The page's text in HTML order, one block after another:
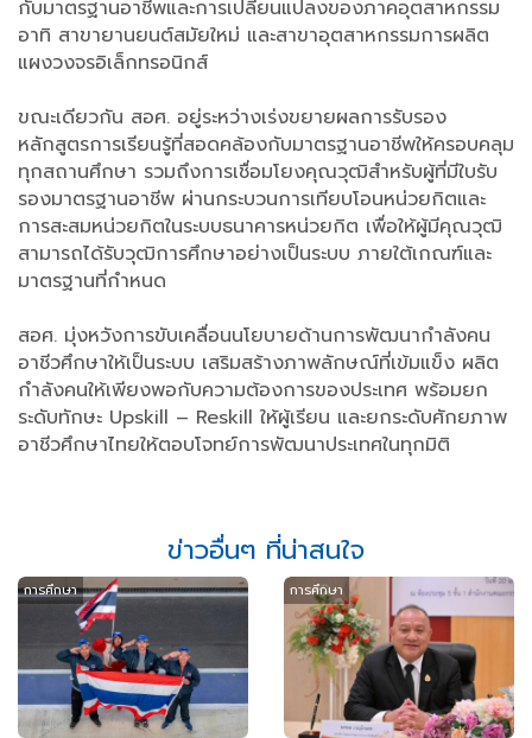
กับมาตรฐานอาชีพและการเปลี่ยนแปลงของภาคอุตสาหกรรม
อาทิ สาขายานยนต์สมัยใหม่ และสาขาอุตสาหกรรมการผลิต
แผงวงจรอิเล็กทรอนิกส์
ขณะเดียวกัน สอศ. อยู่ระหว่างเร่งขยายผลการรับรอง
หลักสูตรการเรียนรู้ที่สอดคล้องกับมาตรฐานอาชีพให้ครอบคลุม
ทุกสถานศึกษา รวมถึงการเชื่อมโยงคุณวุฒิสำหรับผู้ที่มีใบรับ
รองมาตรฐานอาชีพ ผ่านกระบวนการเทียบโอนหน่วยกิตและ
การสะสมหน่วยกิตในระบบธนาคารหน่วยกิต เพื่อให้ผู้มีคุณวุฒิ
สามารถได้รับวุฒิการศึกษาอย่างเป็นระบบ ภายใต้เกณฑ์และ
มาตรฐานที่กำหนด
สอศ. มุ่งหวังการขับเคลื่อนนโยบายด้านการพัฒนากำลังคน
อาชีวศึกษาให้เป็นระบบ เสริมสร้างภาพลักษณ์ที่เข้มแข็ง ผลิต
กำลังคนให้เพียงพอกับความต้องการของประเทศ พร้อมยก
ระดับทักษะ Upskill – Reskill ให้ผู้เรียน และยกระดับศักยภาพ
อาชีวศึกษาไทยให้ตอบโจทย์การพัฒนาประเทศในทุกมิติ
ข่าวอื่นๆ ที่น่าสนใจ
การศึกษา การศึกษา